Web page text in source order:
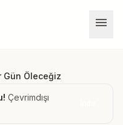
menu
Gün Öleceğiz
Çevrimdışı